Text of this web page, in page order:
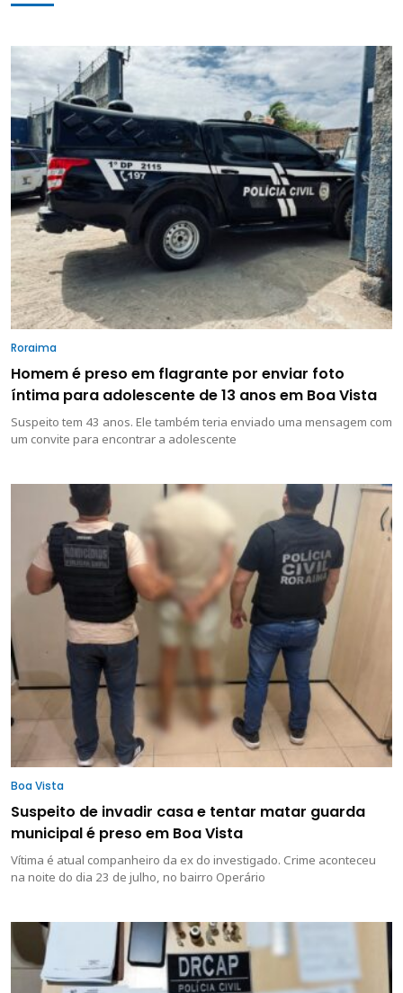
Roraima
Homem é preso em flagrante por enviar foto
íntima para adolescente de 13 anos em Boa Vista
Suspeito tem 43 anos. Ele também teria enviado uma mensagem com
um convite para encontrar a adolescente
Boa Vista
Suspeito de invadir casa e tentar matar guarda
municipal é preso em Boa Vista
Vítima é atual companheiro da ex do investigado. Crime aconteceu
na noite do dia 23 de julho, no bairro Operário